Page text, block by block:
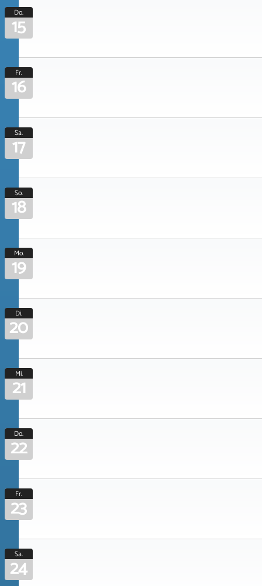
Do.
15
Fr.
16
Sa.
17
So.
18
Mo.
19
Di.
20
Mi.
21
Do.
22
Fr.
23
Sa.
24